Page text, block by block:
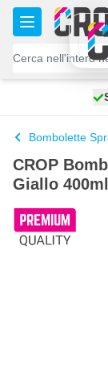
Salta al contenuto
Bombolette
CROP
Giallo 400ml